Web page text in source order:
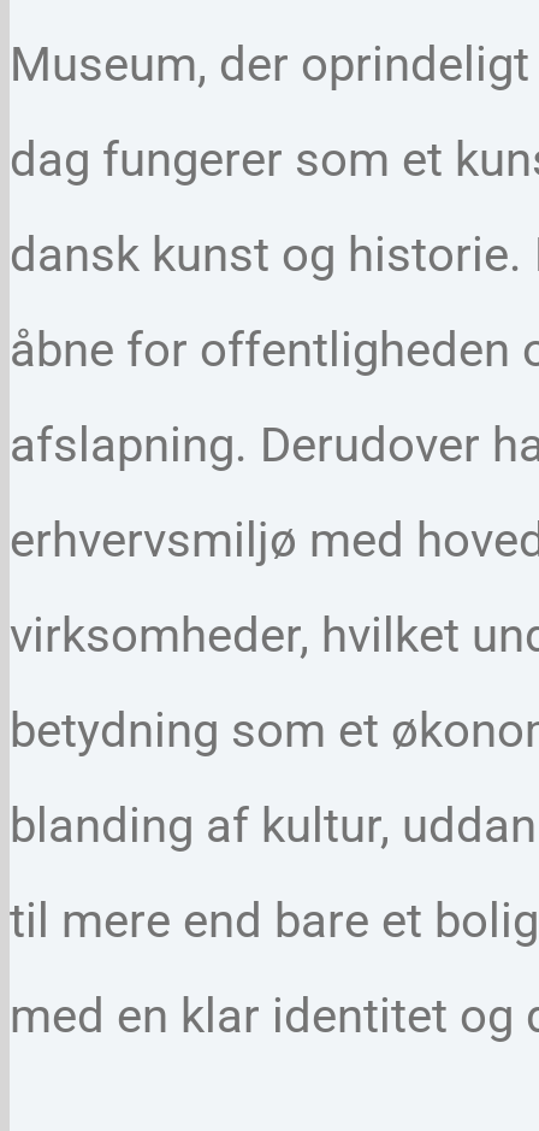
Museum, der
dag fungerer som et
dansk kunst og
åbne for
afslapning. Derudover
erhvervsmiljø med
virksomheder, hvilket
betydning som et
blanding af kultur,
til mere end bare et
med en klar identitet og